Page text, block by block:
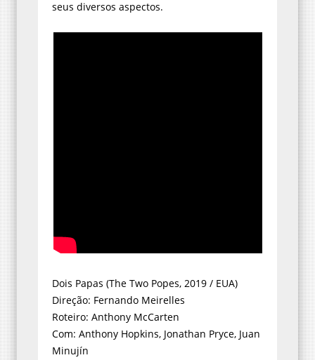
seus diversos aspectos.
Dois Papas (The Two Popes, 2019 / EUA)
Direção: Fernando Meirelles
Roteiro: Anthony McCarten
Com: Anthony Hopkins, Jonathan Pryce, Juan
Minujín